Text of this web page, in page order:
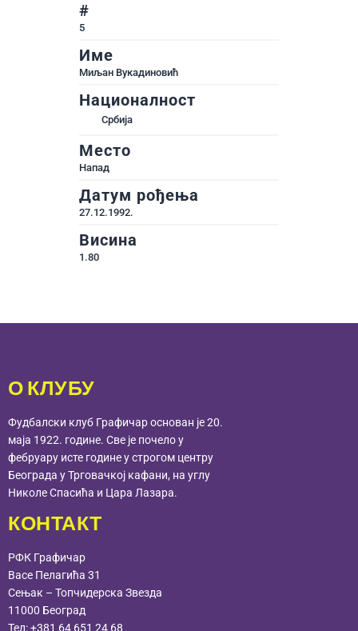
#
5
Име
Миљан Вукадиновић
Националност
Србија
Место
Напад
Датум рођења
27.12.1992.
Висина
1.80
О КЛУБУ
Фудбалски клуб Графичар основан је 20.
маја 1922. године. Све је почело у
фебруару исте године у строгом центру
Београда у Трговачкој кафани, на углу
Николе Спасића и Цара Лазара.
КОНТАКТ
РФК Графичар
Васе Пелагића 31
Сењак – Топчидерска Звезда
11000 Београд
Тел:+381 64 651 24 68